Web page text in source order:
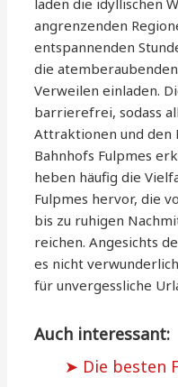
laden die idyllischen
angrenzenden
entspannenden
die
Verweilen einladen.
barrierefrei, sodass
Attraktionen und den
Bahnhofs Fulpmes
heben häufig die
Fulpmes hervor, die
bis zu ruhigen
reichen. Angesichts
es nicht
für unvergessliche
Auch interessant:
Die besten